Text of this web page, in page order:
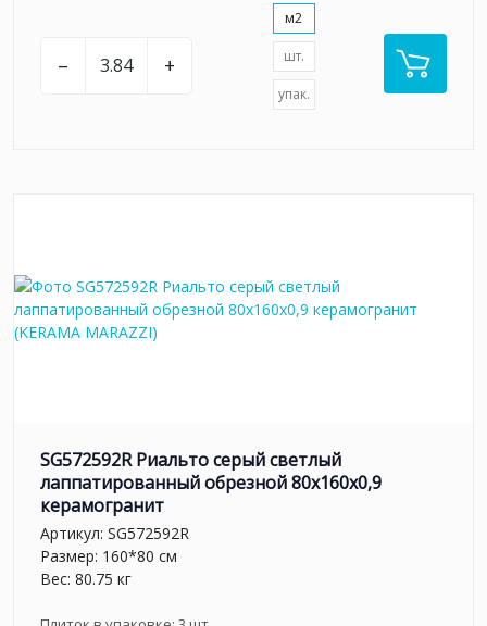
– +
м2
шт.
упак.
SG572592R Риальто серый светлый
лаппатированный обрезной 80x160x0,9
керамогранит
Артикул: SG572592R
Размер: 160*80 см
Вес: 80.75 кг